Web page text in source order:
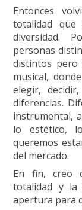
Entonces
totalidad
diversidad.
personas
distintos
musical,
elegir,
diferencias.
instrumental,
lo estético,
queremos
del mercado.
En fin, creo
totalidad y la
apertura para